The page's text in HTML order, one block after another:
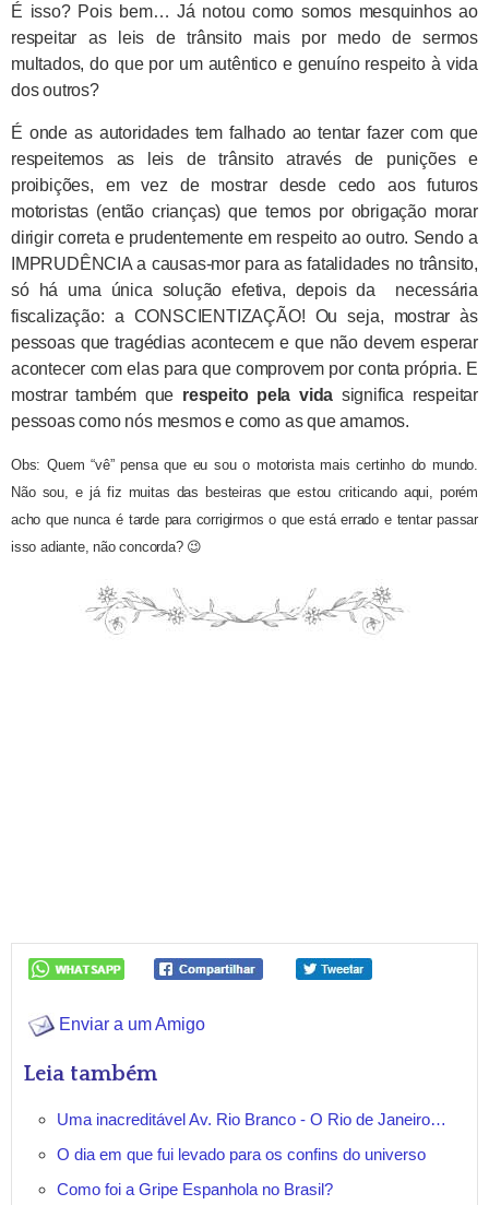
É isso? Pois bem… Já notou como somos mesquinhos ao
respeitar as leis de trânsito mais por medo de sermos
multados, do que por um autêntico e genuíno respeito à vida
dos outros?
É onde as autoridades tem falhado ao tentar fazer com que
respeitemos as leis de trânsito através de punições e
proibições, em vez de mostrar desde cedo aos futuros
motoristas (então crianças) que temos por obrigação morar
dirigir correta e prudentemente em respeito ao outro. Sendo a
IMPRUDÊNCIA a causas-mor para as fatalidades no trânsito,
só há uma única solução efetiva, depois da necessária
fiscalização: a CONSCIENTIZAÇÃO! Ou seja, mostrar às
pessoas que tragédias acontecem e que não devem esperar
acontecer com elas para que comprovem por conta própria. E
mostrar também que respeito pela vida significa respeitar
pessoas como nós mesmos e como as que amamos.
Obs: Quem “vê” pensa que eu sou o motorista mais certinho do mundo.
Não sou, e já fiz muitas das besteiras que estou criticando aqui, porém
acho que nunca é tarde para corrigirmos o que está errado e tentar passar
isso adiante, não concorda? 😉
Enviar a um Amigo
Leia também
Uma inacreditável Av. Rio Branco - O Rio de Janeiro…
O dia em que fui levado para os confins do universo
Como foi a Gripe Espanhola no Brasil?